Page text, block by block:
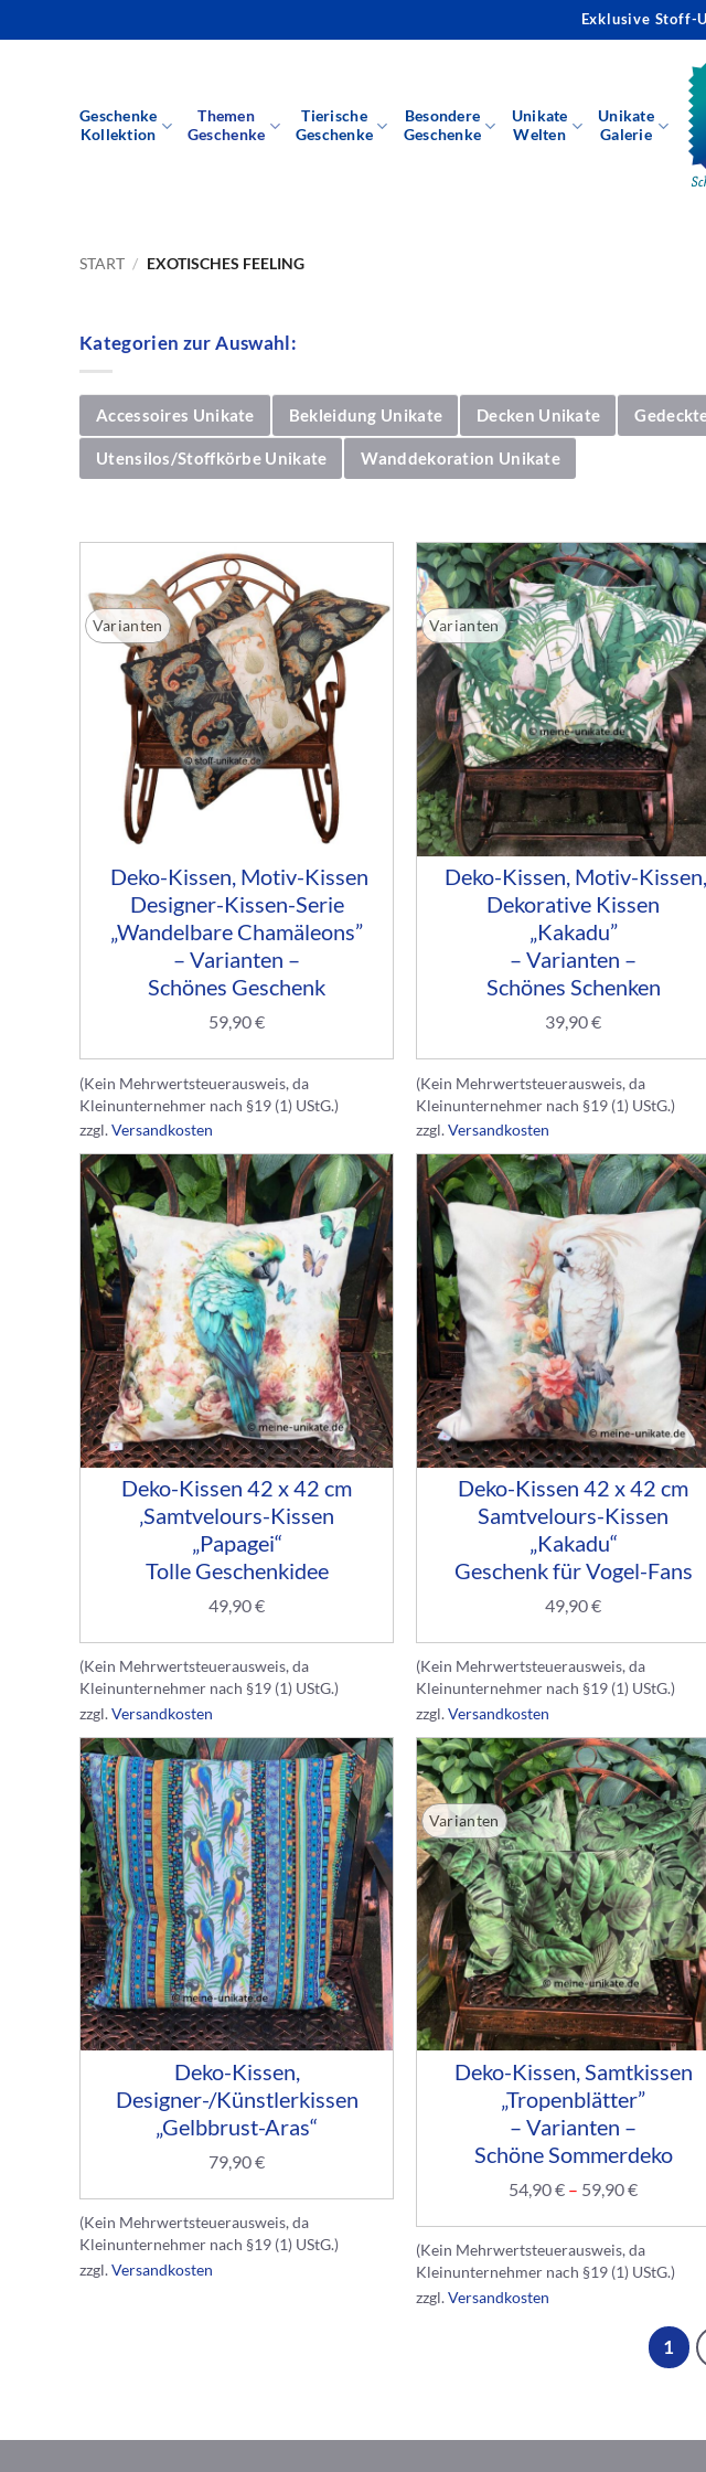
Inhalt
Exklusive Stoff-
Geschenke
Kollektion
Themen
Geschenke
Tierische
Geschenke
Besondere
Geschenke
Unikate
Welten
Unikate
Galerie
START / EXOTISCHES FEELING
Kategorien zur Auswahl:
Accessoires Unikate Bekleidung Unikate Decken Unikate
Utensilos/Stoffkörbe Unikate Wanddekoration Unikate
Varianten
Deko-Kissen, Motiv-Kissen
Designer-Kissen-Serie
„Wandelbare Chamäleons”
– Varianten –
Schönes Geschenk
59,90€
(Kein Mehrwertsteuerausweis, da
Kleinunternehmer nach §19 (1) UStG.)
zzgl.Versandkosten
Varianten
Deko-Kissen, Motiv-Kissen,
Dekorative Kissen
„Kakadu”
– Varianten –
Schönes Schenken
39,90€
(Kein Mehrwertsteuerausweis, da
Kleinunternehmer nach §19 (1) UStG.)
zzgl.Versandkosten
Deko-Kissen 42 x 42 cm
‚Samtvelours-Kissen
„Papagei“
Tolle Geschenkidee
49,90€
(Kein Mehrwertsteuerausweis, da
Kleinunternehmer nach §19 (1) UStG.)
zzgl.Versandkosten
Deko-Kissen 42 x 42 cm
Samtvelours-Kissen
„Kakadu“
Geschenk für Vogel-Fans
49,90€
(Kein Mehrwertsteuerausweis, da
Kleinunternehmer nach §19 (1) UStG.)
zzgl.Versandkosten
Deko-Kissen,
Designer-/Künstlerkissen
„Gelbbrust-Aras“
79,90€
(Kein Mehrwertsteuerausweis, da
Kleinunternehmer nach §19 (1) UStG.)
zzgl.Versandkosten
Varianten
Deko-Kissen, Samtkissen
„Tropenblätter”
– Varianten –
Schöne Sommerdeko
54,90€ – 59,90€
(Kein Mehrwertsteuerausweis, da
Kleinunternehmer nach §19 (1) UStG.)
zzgl.Versandkosten
1